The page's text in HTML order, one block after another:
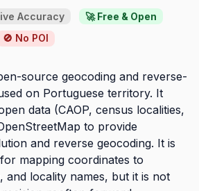
Accuracy
🚀 Free & Open
🚫 No POI
source geocoding and reverse-
on Portuguese territory. It
data (CAOP, census localities,
to provide
and reverse geocoding. It is
mapping coordinates to
and locality names, but it is not